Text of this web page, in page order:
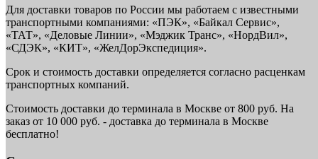
Для доставки товаров по России мы работаем с известными
транспортными компаниями: «ПЭК», «Байкал Сервис»,
«ТАТ», «Деловые Линии», «Мэджик Транс», «НордВил»,
«СДЭК», «КИТ», «ЖелДорЭкспедиция».
Срок и стоимость доставки определяется согласно расценкам
транспортных компаний.
Стоимость доставки до терминала в Москве от 800 руб. На
заказ от 10 000 руб. - доставка до терминала в Москве
бесплатно!